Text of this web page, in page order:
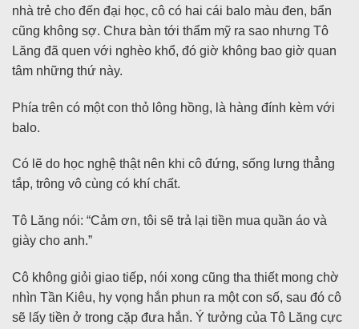
nhà trẻ cho đến đại học, cô có hai cái balo màu đen, bẩn
cũng không sợ. Chưa bàn tới thẩm mỹ ra sao nhưng Tô
Lăng đã quen với nghèo khổ, đó giờ không bao giờ quan
tâm những thứ này.
Phía trên có một con thỏ lông hồng, là hàng đính kèm với
balo.
Có lẽ do học nghệ thật nên khi cô đứng, sống lưng thẳng
tắp, trông vô cùng có khí chất.
Tô Lăng nói: “Cảm ơn, tôi sẽ trả lại tiền mua quần áo và
giày cho anh.”
Cô không giỏi giao tiếp, nói xong cũng tha thiết mong chờ
nhìn Tần Kiêu, hy vọng hắn phun ra một con số, sau đó cô
sẽ lấy tiền ở trong cặp đưa hắn. Ý tưởng của Tô Lăng cực